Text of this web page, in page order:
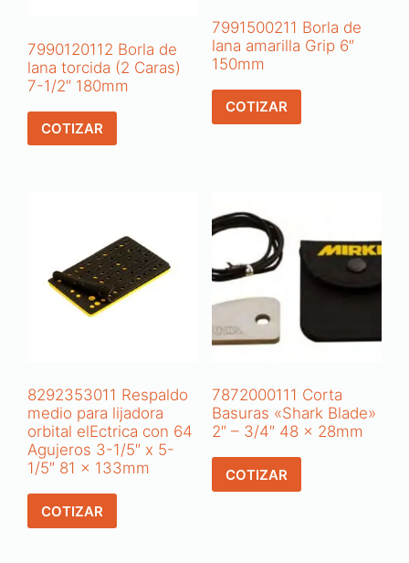
7990120112 Borla de
lana torcida (2 Caras)
7-1/2″ 180mm
COTIZAR
7991500211 Borla de
lana amarilla Grip 6″
150mm
COTIZAR
8292353011 Respaldo
medio para lijadora
orbital elEctrica con 64
Agujeros 3-1/5″ x 5-
1/5″ 81 x 133mm
COTIZAR
7872000111 Corta
Basuras «Shark Blade»
2″ – 3/4″ 48 x 28mm
COTIZAR